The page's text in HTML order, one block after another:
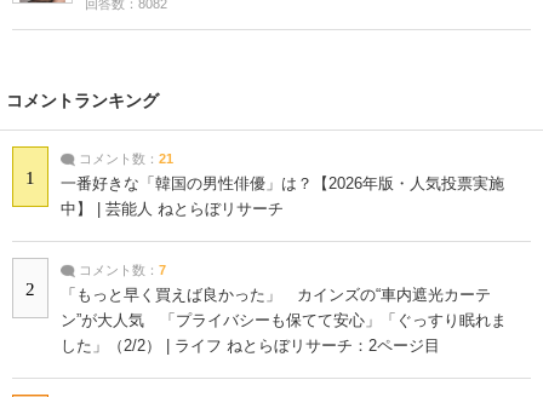
回答数：8082
コメントランキング
1
コメント数： 21
一番好きな「韓国の男性俳優」は？【2026年版・人気投票実施
中】 | 芸能人 ねとらぼリサーチ
2
コメント数： 7
「もっと早く買えば良かった」 カインズの“車内遮光カーテ
ン”が大人気 「プライバシーも保てて安心」「ぐっすり眠れま
した」（2/2） | ライフ ねとらぼリサーチ：2ページ目